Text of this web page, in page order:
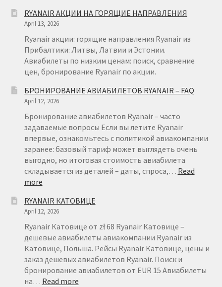
RYANAIR АКЦИИ НА ГОРЯЩИЕ НАПРАВЛЕНИЯ
April 13, 2026
Ryanair акции: горящие направления Ryanair из
Прибалтики: Литвы, Латвии и Эстонии.
Авиабилеты по низким ценам: поиск, сравнение
цен, бронирование Ryanair по акции.
БРОНИРОВАНИЕ АВИАБИЛЕТОВ RYANAIR – FAQ
April 12, 2026
Бронирование авиабилетов Ryanair – часто
задаваемые вопросы Если вы летите Ryanair
впервые, ознакомьтесь с политикой авиакомпании
заранее: базовый тариф может выглядеть очень
выгодно, но итоговая стоимость авиабилета
складывается из деталей – даты, спроса,… Read
more:
АВИАБИЛЕТОВ
RYANAIR
–
FAQ
RYANAIR КАТОВИЦЕ
April 12, 2026
Ryanair Катовице от zł 68 Ryanair Катовице –
дешевые авиабилеты авиакомпании Ryanair из
Катовице, Польша. Рейсы Ryanair Катовице, цены и
заказ дешевых авиабилетов Ryanair. Поиск и
бронирование авиабилетов от EUR 15 Авиабилеты
на… Read more: